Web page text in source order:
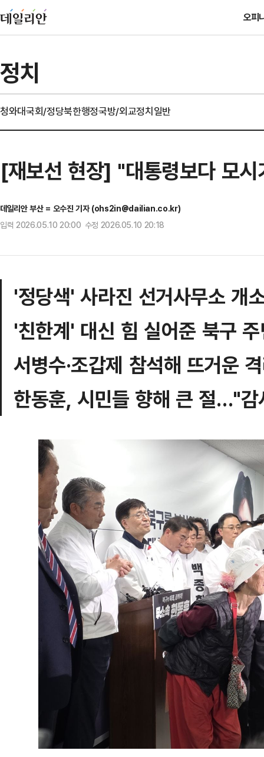
오피
정치
청와대국회/정당북한행정국방/외교정치일반
[재보선 현장] "대통령보다 모
데일리안 부산 = 오수진 기자 (ohs2in@dailian.co.kr)
입력 2026.05.10 20:00 수정 2026.05.10 20:18
'정당색' 사라진 선거사무소 개
'친한계' 대신 힘 실어준 북구
서병수·조갑제 참석해 뜨거운
한동훈, 시민들 향해 큰 절…"감